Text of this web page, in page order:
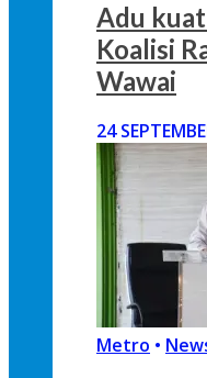
Adu
Koalisi
Wawai
24
Metro •